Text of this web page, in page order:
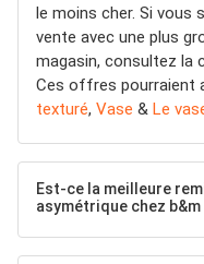
le moins cher. Si vous
vente avec une plus
magasin, consultez la
Ces offres pourraient
texturé, Vase & Le
Est-ce la meilleure
asymétrique chez b&m